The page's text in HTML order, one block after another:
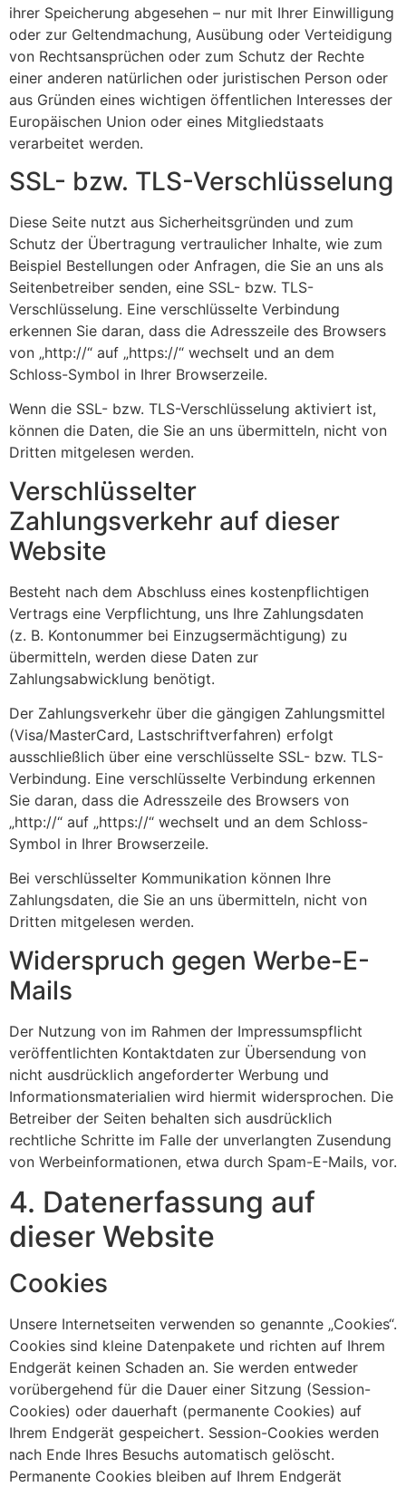
ihrer Speicherung abgesehen – nur mit Ihrer Einwilligung
oder zur Geltendmachung, Ausübung oder Verteidigung
von Rechtsansprüchen oder zum Schutz der Rechte
einer anderen natürlichen oder juristischen Person oder
aus Gründen eines wichtigen öffentlichen Interesses der
Europäischen Union oder eines Mitgliedstaats
verarbeitet werden.
SSL- bzw. TLS-Verschlüsselung
Diese Seite nutzt aus Sicherheitsgründen und zum
Schutz der Übertragung vertraulicher Inhalte, wie zum
Beispiel Bestellungen oder Anfragen, die Sie an uns als
Seitenbetreiber senden, eine SSL- bzw. TLS-
Verschlüsselung. Eine verschlüsselte Verbindung
erkennen Sie daran, dass die Adresszeile des Browsers
von „http://“ auf „https://“ wechselt und an dem
Schloss-Symbol in Ihrer Browserzeile.
Wenn die SSL- bzw. TLS-Verschlüsselung aktiviert ist,
können die Daten, die Sie an uns übermitteln, nicht von
Dritten mitgelesen werden.
Verschlüsselter
Zahlungsverkehr auf dieser
Website
Besteht nach dem Abschluss eines kostenpflichtigen
Vertrags eine Verpflichtung, uns Ihre Zahlungsdaten
(z. B. Kontonummer bei Einzugsermächtigung) zu
übermitteln, werden diese Daten zur
Zahlungsabwicklung benötigt.
Der Zahlungsverkehr über die gängigen Zahlungsmittel
(Visa/MasterCard, Lastschriftverfahren) erfolgt
ausschließlich über eine verschlüsselte SSL- bzw. TLS-
Verbindung. Eine verschlüsselte Verbindung erkennen
Sie daran, dass die Adresszeile des Browsers von
„http://“ auf „https://“ wechselt und an dem Schloss-
Symbol in Ihrer Browserzeile.
Bei verschlüsselter Kommunikation können Ihre
Zahlungsdaten, die Sie an uns übermitteln, nicht von
Dritten mitgelesen werden.
Widerspruch gegen Werbe-E-
Mails
Der Nutzung von im Rahmen der Impressumspflicht
veröffentlichten Kontaktdaten zur Übersendung von
nicht ausdrücklich angeforderter Werbung und
Informationsmaterialien wird hiermit widersprochen. Die
Betreiber der Seiten behalten sich ausdrücklich
rechtliche Schritte im Falle der unverlangten Zusendung
von Werbeinformationen, etwa durch Spam-E-Mails, vor.
4. Datenerfassung auf
dieser Website
Cookies
Unsere Internetseiten verwenden so genannte „Cookies“.
Cookies sind kleine Datenpakete und richten auf Ihrem
Endgerät keinen Schaden an. Sie werden entweder
vorübergehend für die Dauer einer Sitzung (Session-
Cookies) oder dauerhaft (permanente Cookies) auf
Ihrem Endgerät gespeichert. Session-Cookies werden
nach Ende Ihres Besuchs automatisch gelöscht.
Permanente Cookies bleiben auf Ihrem Endgerät